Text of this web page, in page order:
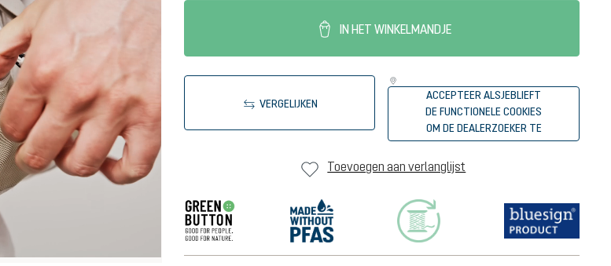
IN HET WINKELMANDJE
VERGELIJKEN
ACCEPTEER ALSJEBLIEFT
DE FUNCTIONELE COOKIES
OM DE DEALERZOEKER TE
STARTEN
Toevoegen aan verlanglijst